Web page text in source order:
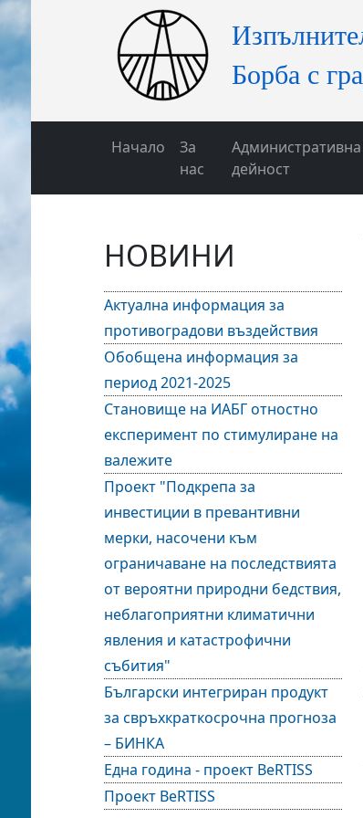
Начало
За
нас
Административна
дейност
НОВИНИ
Актуална информация за
противоградови въздействия
Обобщена информация за
период 2021-2025
Становище на ИАБГ отностно
експеримент по стимулиране на
валежите
Проект "Подкрепа за
инвестиции в превантивни
мерки, насочени към
ограничаване на последствията
от вероятни природни бедствия,
неблагоприятни климатични
явления и катастрофични
събития"
Български интегриран продукт
за свръхкраткосрочна прогноза
– БИНКА
Една година - проект BeRTISS
Проект BeRTISS